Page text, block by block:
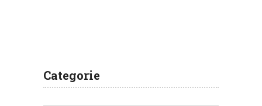
Categorie